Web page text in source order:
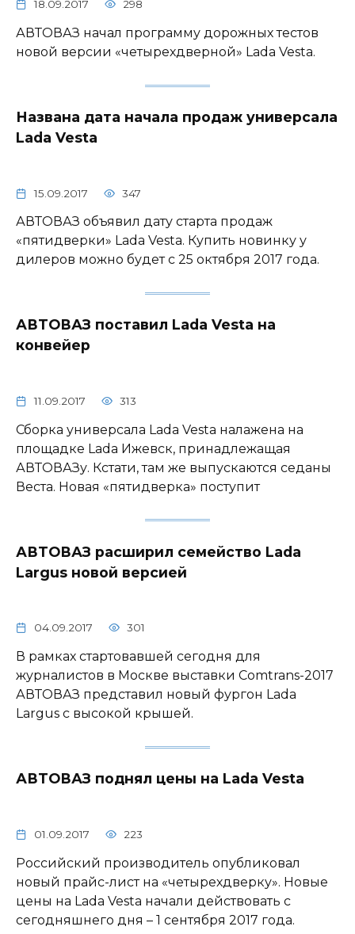
18.09.2017 298
АВТОВАЗ начал программу дорожных тестов
новой версии «четырехдверной» Lada Vesta.
Названа дата начала продаж универсала
Lada Vesta
15.09.2017 347
АВТОВАЗ объявил дату старта продаж
«пятидверки» Lada Vesta. Купить новинку у
дилеров можно будет с 25 октября 2017 года.
АВТОВАЗ поставил Lada Vesta на
конвейер
11.09.2017 313
Сборка универсала Lada Vesta налажена на
площадке Lada Ижевск, принадлежащая
АВТОВАЗу. Кстати, там же выпускаются седаны
Веста. Новая «пятидверка» поступит
АВТОВАЗ расширил семейство Lada
Largus новой версией
04.09.2017 301
В рамках стартовавшей сегодня для
журналистов в Москве выставки Comtrans-2017
АВТОВАЗ представил новый фургон Lada
Largus с высокой крышей.
АВТОВАЗ поднял цены на Lada Vesta
01.09.2017 223
Российский производитель опубликовал
новый прайс-лист на «четырехдверку». Новые
цены на Lada Vesta начали действовать с
сегодняшнего дня – 1 сентября 2017 года.